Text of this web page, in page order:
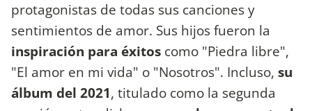
protagonistas de todas sus canciones y
sentimientos de amor. Sus hijos fueron la
inspiración para éxitos como "Piedra libre",
"El amor en mi vida" o "Nosotros". Incluso, su
álbum del 2021, titulado como la segunda